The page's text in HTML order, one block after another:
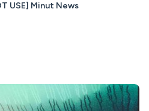
USE] Minut News